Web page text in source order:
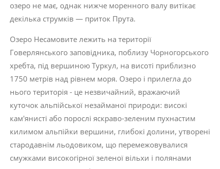
озеро не має, однак нижче моренного валу витікає
декілька струмків — приток Прута.
Озеро Несамовите лежить на території
Говерлянського заповідника, поблизу Чорногорського
хребта, під вершиною Туркул, на висоті приблизно
1750 метрів над рівнем моря. Озеро і прилегла до
нього територія - це незвичайний, вражаючий
куточок альпійської незайманої природи: високі
кам'янисті або порослі яскраво-зеленим пухнастим
килимом альпійки вершини, глибокі долини, утворені
стародавнім льодовиком, що перемежовувалися
смужками високогірної зеленої вільхи і полянами